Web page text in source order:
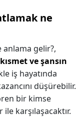
ne
gelir?,
kısmet ve şansın
iş hayatında
düşürebilir.
bir kimse
karşılaşacaktır.